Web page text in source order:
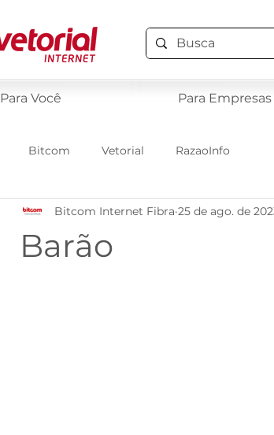
Para Você Para Empresas
Bitcom Vetorial RazaoInfo
Barão
Bitcom Internet Fibra 25 de ago. de